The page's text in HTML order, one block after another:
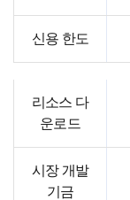
신용 한도
리소스 다
운로드
시장 개발
기금